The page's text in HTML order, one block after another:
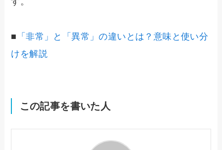
■ 「非常」と「異常」の違いとは？意味と使い分
けを解説
この記事を書いた人